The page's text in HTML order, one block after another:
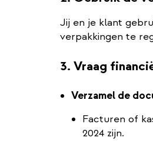
Jij en je klant
verpakkingen te
3. Vraag
Verzamel de
Facturen of
2024 zijn.